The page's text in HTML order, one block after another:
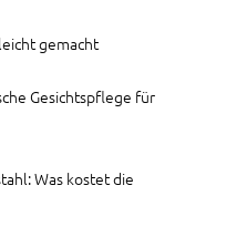
gemacht
Gesichtspflege für
Was kostet die